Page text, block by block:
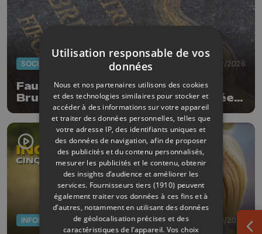
SOCIÉTÉ 20/07/2026
Faut-il enlever la dalle de Patrick
Bruel qui a été à nouveau dégradée ?
"Nos ouvriers sont en vacances"
INFOS 17/07/2026
Utilisation responsable de vos
données
Nous et nos partenaires utilisons des cookies
et des technologies similaires pour stocker et
accéder à des informations sur votre appareil
et traiter des données personnelles, telles que
votre adresse IP, des identifiants uniques et
des données de navigation, afin de proposer
des publicités et du contenu personnalisés,
mesurer les publicités et le contenu, obtenir
des insights d’audience et améliorer les
services. Fournisseurs tiers (1910) peuvent
également traiter vos données à ces fins et à
d’autres, notamment en utilisant des données
de géolocalisation précises et des
caractéristiques de l’appareil. Vos choix